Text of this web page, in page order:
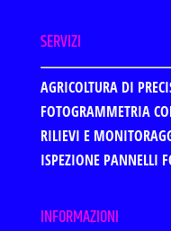
SERVIZI
AGRICOLTURA DI
FOTOGRAMMETRIA
RILIEVI E
ISPEZIONE PANNELLI
INFORMAZIONI